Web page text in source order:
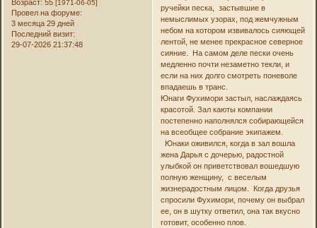
Возраст: 55 [1971-06-05]
Провел на форуме:
3 месяца 29 дней
Последний визит:
29-07-2026 21:37:48
ручейки песка, застывшие в
немыслимых узорах, под жемчужным
небом на котором извивалось сияющей
лентой, не менее прекрасное северное
сияние. На самом деле пески очень
медленно почти незаметно текли, и
если на них долго смотреть поневоле
впадаешь в транс.
Юнаги Фухимори застыл, наслаждаясь
красотой. Зал каюты компании
постепенно наполнялся собирающейся
на всеобщее собрание экипажем.
Юнаки оживился, когда в зал вошла
жена Дарья с дочерью, радостной
улыбкой он приветствовал вошедшую
полную женщину, с веселым
жизнерадостным лицом. Когда друзья
спросили Фухимори, почему он выбрал
ее, он в шутку ответил, она так вкусно
готовит, особенно плов.